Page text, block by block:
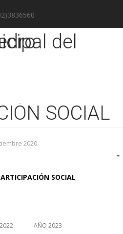
SOCIAL
2020
SOCIAL
AÑO 2023